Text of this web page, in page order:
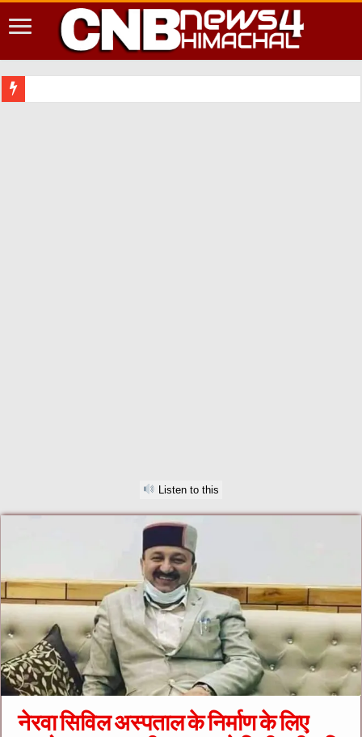
Listen to this
नेरवा सिविल अस्पताल के निर्माण के लिए